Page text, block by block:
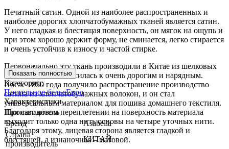
Печатный сатин. Одной из наиболее распространенных и
наиболее дорогих хлопчатобумажных тканей является сатин.
У него гладкая и блестящая поверхность, он мягок на ощупь и
при этом хорошо держит форму, не сминается, легко стирается
и очень устойчив к износу и частой стирке.
Первоначально эту ткань производили в Китае из шелковых
волокон, и она относилась к очень дорогим и нарядным.
После 1850 года получило распространение производство
сатина из хлопчатобумажных волокон, и он стал
универсальным материалом для пошива домашнего текстиля.
При сатиновом переплетении на поверхность материала
выходит только одна нить основы на четыре уточных нити.
Благодаря этому, лицевая сторона является гладкой и
блестящей, а изнаночная – матовой.
Показать полностью
Категории:
Постельное бельеЕвро
Характеристики
Производитель
Бренд
Asabella
Страна
производитель
КИТАЙ